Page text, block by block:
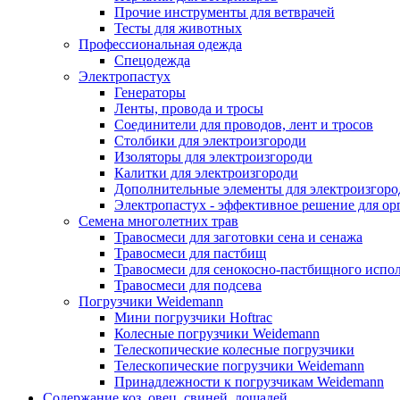
Прочие инструменты для ветврачей
Тесты для животных
Профессиональная одежда
Cпецодежда
Электропастух
Генераторы
Ленты, провода и тросы
Соединители для проводов, лент и тросов
Столбики для электроизгороди
Изоляторы для электроизгороди
Калитки для электроизгороди
Дополнительные элементы для
Электропастух - эффективное решение для
Семена многолетних трав
Травосмеси для заготовки сена и сенажа
Травосмеси для пастбищ
Травосмеси для сенокосно-пастбищного
Травосмеси для подсева
Погрузчики Weidemann
Мини погрузчики Hoftraс
Колесные погрузчики Weidemann
Телескопические колесные погрузчики
Телескопические погрузчики Weidemann
Принадлежности к погрузчикам Weidemann